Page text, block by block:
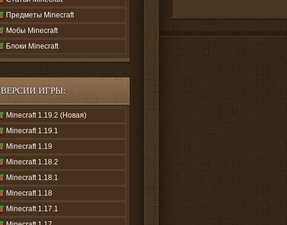
Предметы Minecraft
Мобы Minecraft
Блоки Minecraft
ВЕРСИИ ИГРЫ:
Minecraft 1.19.2 (Новая)
Minecraft 1.19.1
Minecraft 1.19
Minecraft 1.18.2
Minecraft 1.18.1
Minecraft 1.18
Minecraft 1.17.1